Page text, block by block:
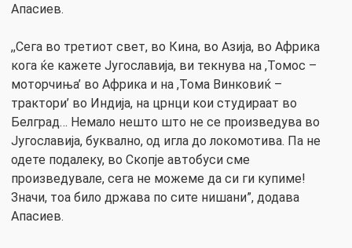
Апасиев.
,,Сега во третиот свет, во Кина, во Азија, во Африка
кога ќе кажете Југославија, ви текнува на ,Томос –
моторчиња’ во Африка и на ,Тома Винковиќ –
трактори’ во Индија, на црнци кои студираат во
Белград… Немало нешто што не се произведува во
Југославија, буквално, од игла до локомотива. Па не
одете подалеку, во Скопје автобуси сме
произведувале, сега не можеме да си ги купиме!
Значи, тоа било држава по сите нишани”, додава
Апасиев.